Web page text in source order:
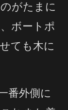
がたまに
ボートポ
ても木に
番外側に